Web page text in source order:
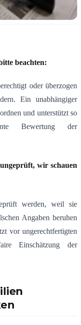
beachten:
oder überzogen
Ein unabhängiger
und unterstützt so
Bewertung der
wir schauen
werden, weil sie
Angaben beruhen
vor ungerechtfertigten
Einschätzung der